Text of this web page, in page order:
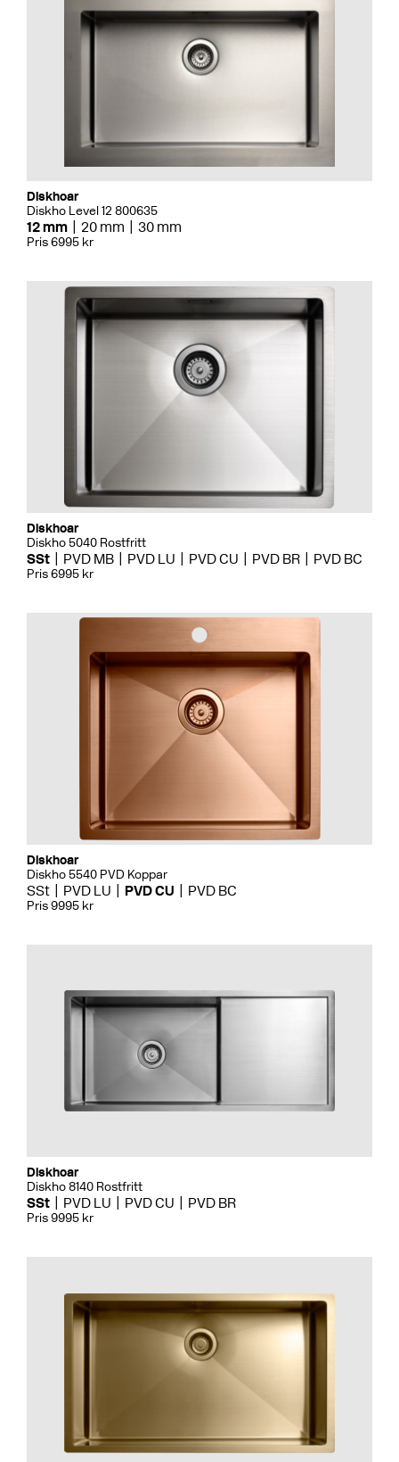
Diskhoar
Diskho Level 12 800635
12 mm 20 mm 30 mm
Pris 6995 kr
Diskhoar
Diskho 5040 Rostfritt
SSt PVD MB PVD LU PVD CU PVD BR PVD BC
Pris 6995 kr
Diskhoar
Diskho 5540 PVD Koppar
SSt PVD LU PVD CU PVD BC
Pris 9995 kr
Diskhoar
Diskho 8140 Rostfritt
SSt PVD LU PVD CU PVD BR
Pris 9995 kr